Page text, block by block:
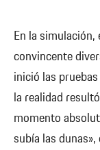
En la simulación,
convincente
inició las
la realidad
momento
subía las